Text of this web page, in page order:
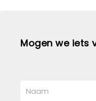
Mogen we iets